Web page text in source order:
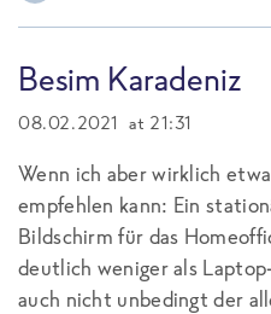
Besim Karadeniz
08.02.2021 at 21:31
Wenn ich aber wirklich
empfehlen kann: Ein
Bildschirm für das
deutlich weniger als
auch nicht unbedingt der